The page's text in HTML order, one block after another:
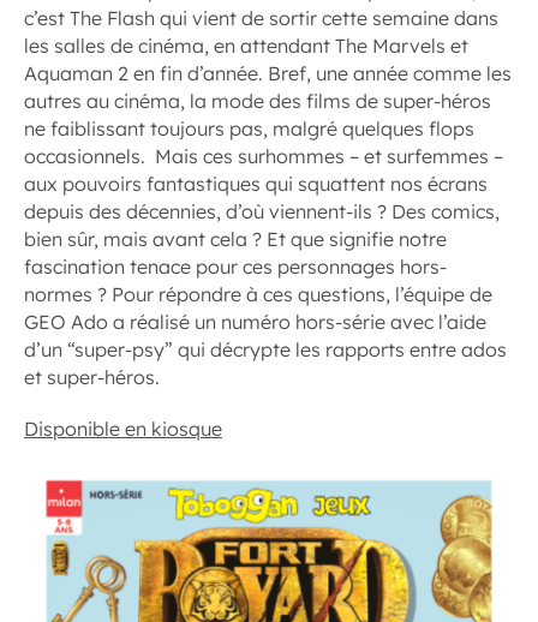
c’est The Flash qui vient de sortir cette semaine dans
les salles de cinéma, en attendant The Marvels et
Aquaman 2 en fin d’année. Bref, une année comme les
autres au cinéma, la mode des films de super-héros
ne faiblissant toujours pas, malgré quelques flops
occasionnels. Mais ces surhommes – et surfemmes –
aux pouvoirs fantastiques qui squattent nos écrans
depuis des décennies, d’où viennent-ils ? Des comics,
bien sûr, mais avant cela ? Et que signifie notre
fascination tenace pour ces personnages hors-
normes ? Pour répondre à ces questions, l’équipe de
GEO Ado a réalisé un numéro hors-série avec l’aide
d’un “super-psy” qui décrypte les rapports entre ados
et super-héros.
Disponible en kiosque